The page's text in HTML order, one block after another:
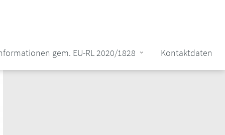
gem. EU-RL 2020/1828 Kontaktdaten